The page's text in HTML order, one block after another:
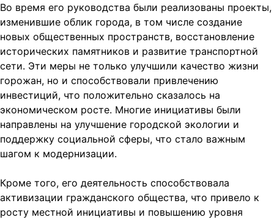
Во время его руководства были реализованы проекты,
изменившие облик города, в том числе создание
новых общественных пространств, восстановление
исторических памятников и развитие транспортной
сети. Эти меры не только улучшили качество жизни
горожан, но и способствовали привлечению
инвестиций, что положительно сказалось на
экономическом росте. Многие инициативы были
направлены на улучшение городской экологии и
поддержку социальной сферы, что стало важным
шагом к модернизации.
Кроме того, его деятельность способствовала
активизации гражданского общества, что привело к
росту местной инициативы и повышению уровня